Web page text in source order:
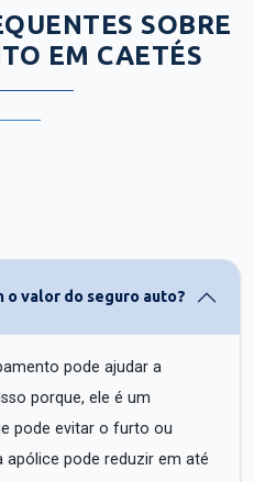
SOBRE
EM CAETÉS
o valor do seguro auto?
pode ajudar a
porque, ele é um
pode evitar o furto ou
apólice pode reduzir em até